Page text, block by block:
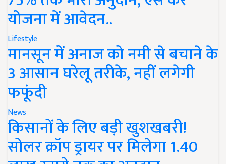
योजना में आवेदन..
Lifestyle
मानसून में अनाज को नमी से बचाने के
3 आसान घरेलू तरीके, नहीं लगेगी
फफूंदी
News
किसानों के लिए बड़ी खुशखबरी!
सोलर क्रॉप ड्रायर पर मिलेगा 1.40